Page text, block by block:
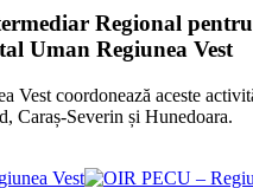
Regional
Uman Regiunea Vest
Vest coordonează aceste
Caraș-Severin și Hunedoara.